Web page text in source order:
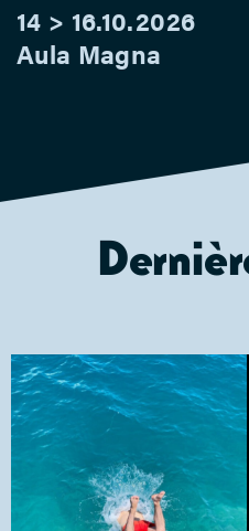
14 > 16.10.2026
Aula Magna